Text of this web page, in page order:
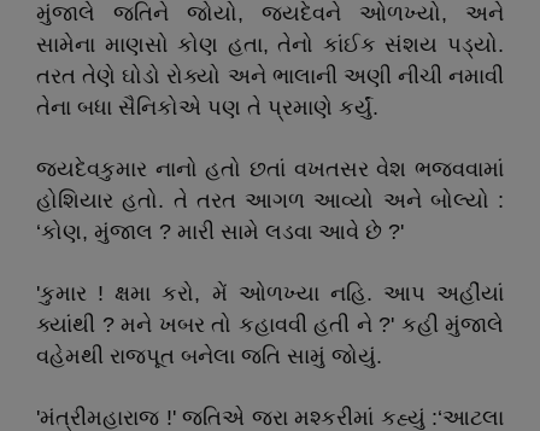
મુંજાલે જતિને જોયો, જયદેવને ઓળખ્યો, અને
સામેના માણસો કોણ હતા, તેનો કાંઈક સંશય પડ્યો.
તરત તેણે ઘોડો રોક્યો અને ભાલાની અણી નીચી નમાવી
તેના બધા સૈનિકોએ પણ તે પ્રમાણે કર્યું.
જયદેવકુમાર નાનો હતો છતાં વખતસર વેશ ભજવવામાં
હોશિયાર હતો. તે તરત આગળ આવ્યો અને બોલ્યો :
‘કોણ, મુંજાલ ? મારી સામે લડવા આવે છે ?'
'કુમાર ! ક્ષમા કરો, મેં ઓળખ્યા નહિ. આપ અહીંયાં
ક્યાંથી ? મને ખબર તો કહાવવી હતી ને ?' કહી મુંજાલે
વહેમથી રાજપૂત બનેલા જતિ સામું જોયું.
'મંત્રીમહારાજ !' જતિએ જરા મશ્કરીમાં કહ્યું :‘આટલા